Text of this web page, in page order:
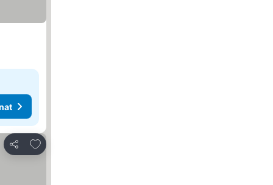
Jaa
Lisää suosikkeihin